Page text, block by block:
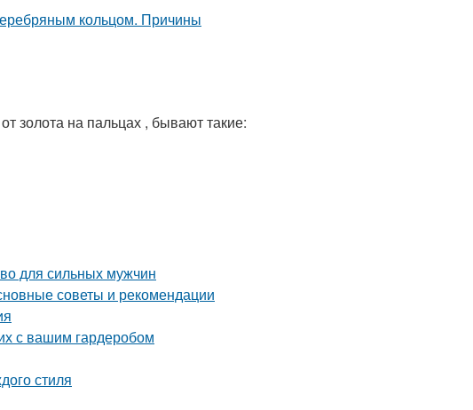
золота на пальцах , бывают такие:
для сильных мужчин
советы и рекомендации
с вашим гардеробом
стиля